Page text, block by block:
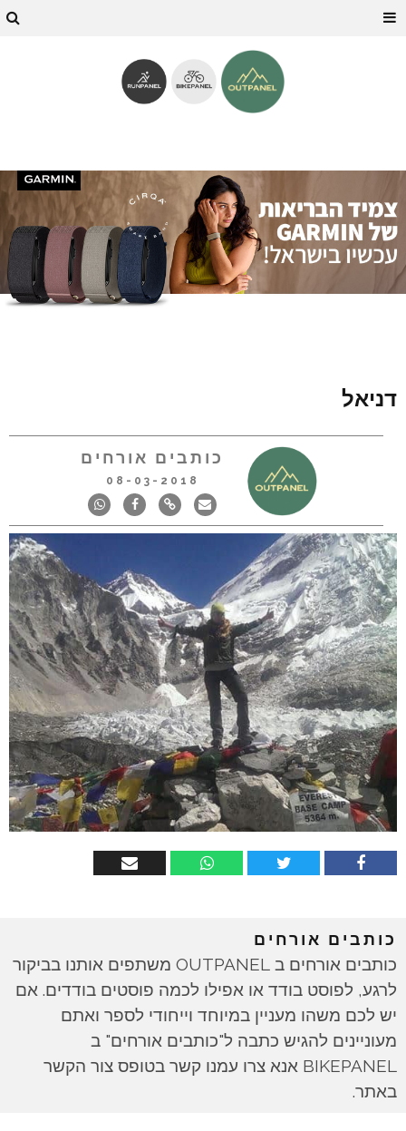
דניאל
כותבים אורחים
08-03-2018
כותבים אורחים
כותבים אורחים ב OUTPANEL משתפים אותנו בביקור
לרגע, לפוסט בודד או אפילו לכמה פוסטים בודדים. אם
יש לכם משהו מעניין במיוחד וייחודי לספר ואתם
מעוניינים להגיש כתבה ל"כותבים אורחים" ב
BIKEPANEL אנא צרו עמנו קשר בטופס צור הקשר
באתר.